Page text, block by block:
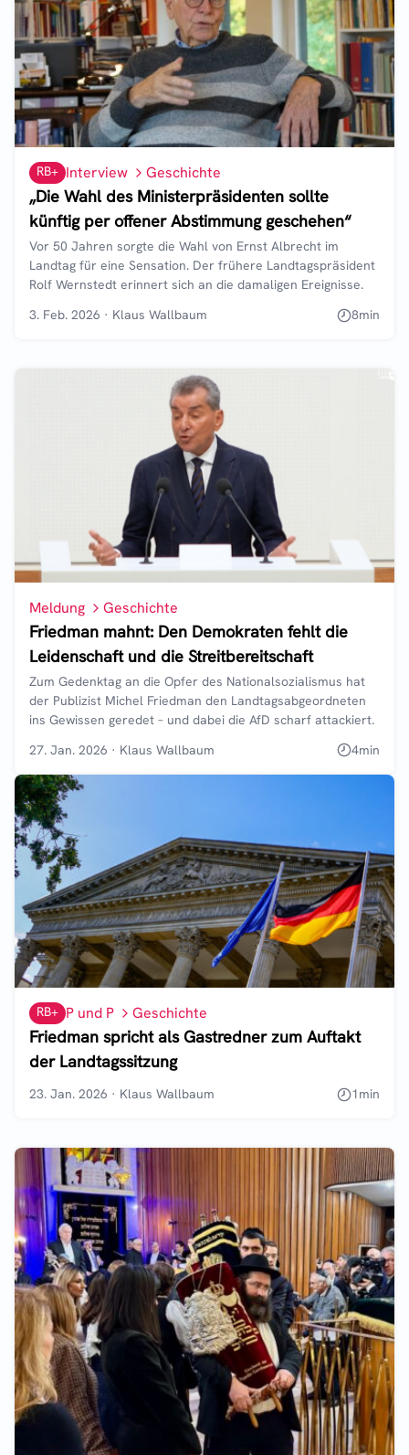
RB+ Interview Geschichte
„Die Wahl des Ministerpräsidenten sollte
künftig per offener Abstimmung geschehen“
Vor 50 Jahren sorgte die Wahl von Ernst Albrecht im
Landtag für eine Sensation. Der frühere Landtagspräsident
Rolf Wernstedt erinnert sich an die damaligen Ereignisse.
3. Feb. 2026 · Klaus Wallbaum 8min
Meldung Geschichte
Friedman mahnt: Den Demokraten fehlt die
Leidenschaft und die Streitbereitschaft
Zum Gedenktag an die Opfer des Nationalsozialismus hat
der Publizist Michel Friedman den Landtagsabgeordneten
ins Gewissen geredet – und dabei die AfD scharf attackiert.
27. Jan. 2026 · Klaus Wallbaum 4min
RB+ P und P Geschichte
Friedman spricht als Gastredner zum Auftakt
der Landtagssitzung
23. Jan. 2026 · Klaus Wallbaum 1min